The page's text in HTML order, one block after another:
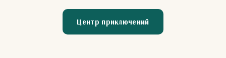
Центр приключений